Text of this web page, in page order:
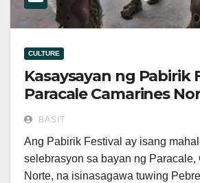
CULTURE
Kasaysayan ng Pabirik
Paracale Camarines
BASIT
Ang Pabirik Festival ay isang
selebrasyon sa bayan ng Paracale,
Norte, na isinasagawa tuwing